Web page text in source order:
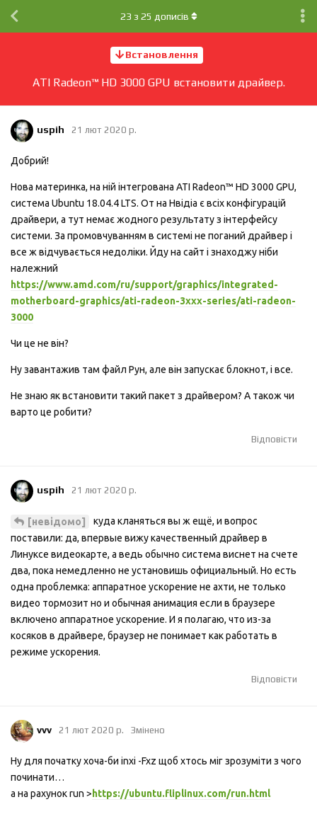
Встановлення
ATI Radeon™ HD 3000 GPU встановити драйвер.
23 з 25 дописів
uspih 21 лют 2020 р.
Добрий!
Нова материнка, на ній інтегрована ATI Radeon™ HD 3000 GPU,
система Ubuntu 18.04.4 LTS. От на Нвідіа є всіх конфігурацій
драйвери, а тут немає жодного результату з інтерфейсу
системи. За промовчуванням в системі не поганий драйвер і
все ж відчувається недоліки. Йду на сайт і знаходжу ніби
належний
https://www.amd.com/ru/support/graphics/integrated-
motherboard-graphics/ati-radeon-3xxx-series/ati-radeon-
3000
Чи це не він?
Ну завантажив там файл Рун, але він запускає блокнот, і все.
Не знаю як встановити такий пакет з драйвером? А також чи
варто це робити?
Відповісти
uspih 21 лют 2020 р.
[невідомо]
куда кланяться вы ж ещё, и вопрос
поставили: да, впервые вижу качественный драйвер в
Линуксе видеокарте, а ведь обычно система виснет на счете
два, пока немедленно не установишь официальный. Но есть
одна проблемка: аппаратное ускорение не ахти, не только
видео тормозит но и обычная анимация если в браузере
включено аппаратное ускорение. И я полагаю, что из-за
косяков в драйвере, браузер не понимает как работать в
режиме ускорения.
Відповісти
vvv 21 лют 2020 р. Змінено
Ну для початку хоча-би inxi -Fxz щоб хтось міг зрозуміти з чого
починати…
а на рахунок run > https://ubuntu.fliplinux.com/run.html